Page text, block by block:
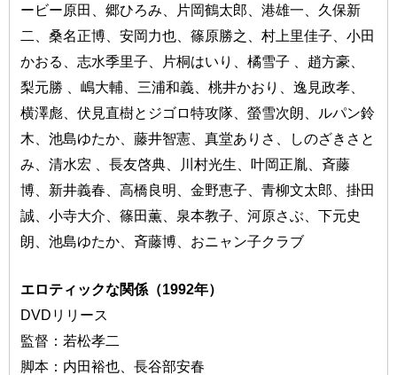
ービー原田、郷ひろみ、片岡鶴太郎、港雄一、久保新
二、桑名正博、安岡力也、篠原勝之、村上里佳子、小田
かおる、志水季里子、片桐はいり、橘雪子 、趙方豪、
梨元勝 、嶋大輔、三浦和義、桃井かおり、逸見政孝、
横澤彪、伏見直樹とジゴロ特攻隊、螢雪次朗、ルパン鈴
木、池島ゆたか、藤井智憲、真堂ありさ、しのざきさと
み、清水宏 、長友啓典、川村光生、叶岡正胤、斉藤
博、新井義春、高橋良明、金野恵子、青柳文太郎、掛田
誠、小寺大介、篠田薫、泉本教子、河原さぶ、下元史
朗、池島ゆたか、斉藤博、おニャン子クラブ
エロティックな関係（1992年）
DVDリリース
監督：若松孝二
脚本：内田裕也、長谷部安春